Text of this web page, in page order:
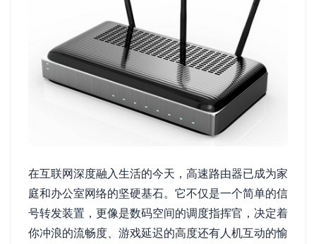
在互联网深度融入生活的今天，高速路由器已成为家
庭和办公室网络的坚硬基石。它不仅是一个简单的信
号转发装置，更像是数码空间的调度指挥官，决定着
你冲浪的流畅度、游戏延迟的高度还有人机互动的愉